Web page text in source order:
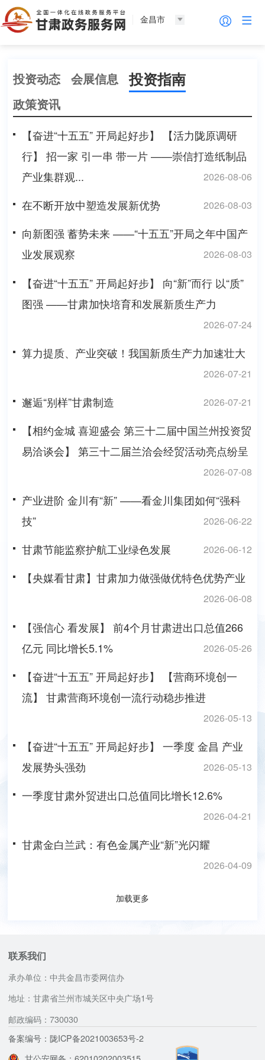
金昌市
投资动态 会展信息 投资指南
政策资讯
【奋进“十五五” 开局起好步】 【活力陇原调研
行】 招一家 引一串 带一片 ——崇信打造纸制品
产业集群观...
2026-08-06
在不断开放中塑造发展新优势 2026-08-03
向新图强 蓄势未来 ——“十五五”开局之年中国产
业发展观察
2026-08-03
【奋进“十五五” 开局起好步】 向“新”而行 以“质”
图强 ——甘肃加快培育和发展新质生产力
2026-07-24
算力提质、产业突破！我国新质生产力加速壮大
2026-07-21
邂逅“别样”甘肃制造 2026-07-21
【相约金城 喜迎盛会 第三十二届中国兰州投资贸
易洽谈会】 第三十二届兰洽会经贸活动亮点纷呈
2026-07-08
产业进阶 金川有“新” ——看金川集团如何“强科
技”
2026-06-22
甘肃节能监察护航工业绿色发展 2026-06-12
【央媒看甘肃】甘肃加力做强做优特色优势产业
2026-06-08
【强信心 看发展】 前4个月甘肃进出口总值266
亿元 同比增长5.1%
2026-05-26
【奋进“十五五” 开局起好步】 【营商环境创一
流】 甘肃营商环境创一流行动稳步推进
2026-05-13
【奋进“十五五” 开局起好步】 一季度 金昌 产业
发展势头强劲
2026-05-13
一季度甘肃外贸进出口总值同比增长12.6%
2026-04-21
甘肃金白兰武：有色金属产业“新”光闪耀
2026-04-09
加载更多
联系我们
承办单位：中共金昌市委网信办
地址：甘肃省兰州市城关区中央广场1号
邮政编码：730030
备案编号：陇ICP备2021003653号-2